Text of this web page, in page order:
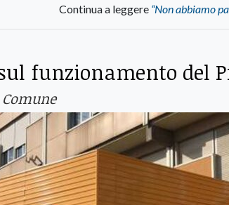
Continua a leggere “Non abbiamo
funzionamento del